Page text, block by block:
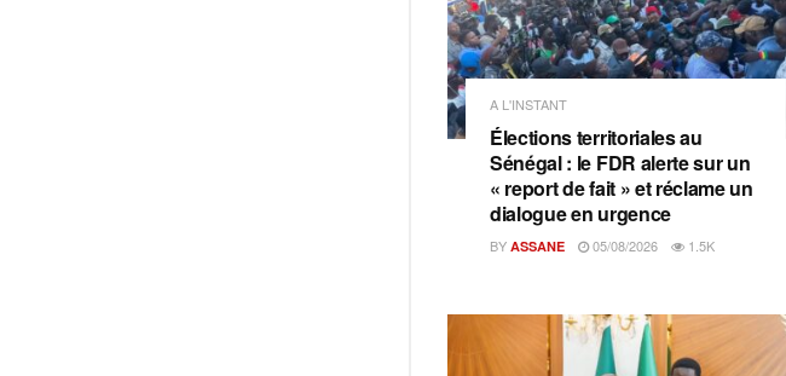
A L'INSTANT
Élections territoriales au
Sénégal : le FDR alerte sur un
« report de fait » et réclame un
dialogue en urgence
BY ASSANE 05/08/2026 1.5K